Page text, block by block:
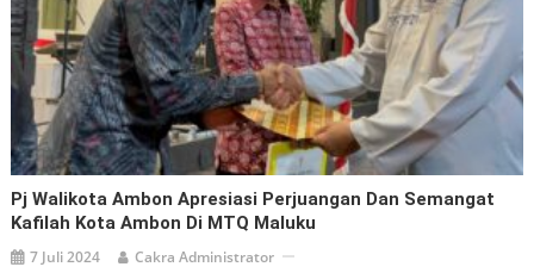
Pj Walikota Ambon Apresiasi Perjuangan Dan Semangat
Kafilah Kota Ambon Di MTQ Maluku
7 Juli 2024 Cakra Administrator